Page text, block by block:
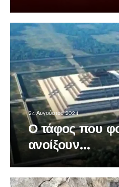
24 Αυγούστου 2024
Ο τάφος που
ανοίξουν…